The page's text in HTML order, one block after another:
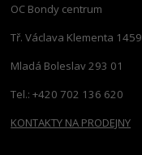
OC Bondy centrum
Tř. Václava Klementa 1459
Mladá Boleslav 293 01
Tel.: +420 702 136 620
KONTAKTY NA PRODEJNY